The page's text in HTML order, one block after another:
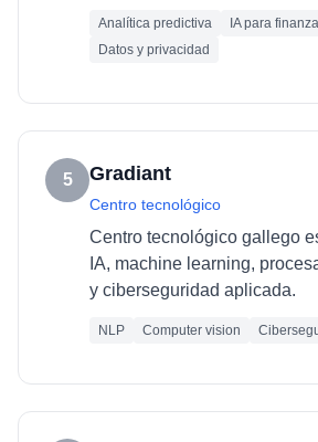
Analítica predictiva
IA para
Datos y privacidad
5 Gradiant
Centro tecnológico
Centro tecnológico gallego
IA, machine learning,
y ciberseguridad aplicada.
NLP Computer vision